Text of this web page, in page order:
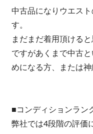
中古品になりウエス
す。
まだまだ着用頂けると
ですがあくまで中古
めになる方、または神
■コンディションラン
弊社では4段階の評価